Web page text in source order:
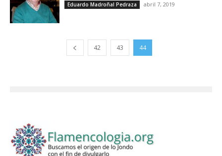
Eduardo Madroñal Pedraza abril 7, 2019
42 43 44